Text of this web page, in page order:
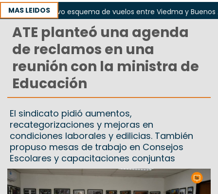
MAS LEIDOS
regirá nuevo esquema de vuelos entre Viedma y Buenos Aires
ATE planteó una agenda
de reclamos en una
reunión con la ministra de
Educación
El sindicato pidió aumentos,
recategorizaciones y mejoras en
condiciones laborales y edilicias. También
propuso mesas de trabajo en Consejos
Escolares y capacitaciones conjuntas